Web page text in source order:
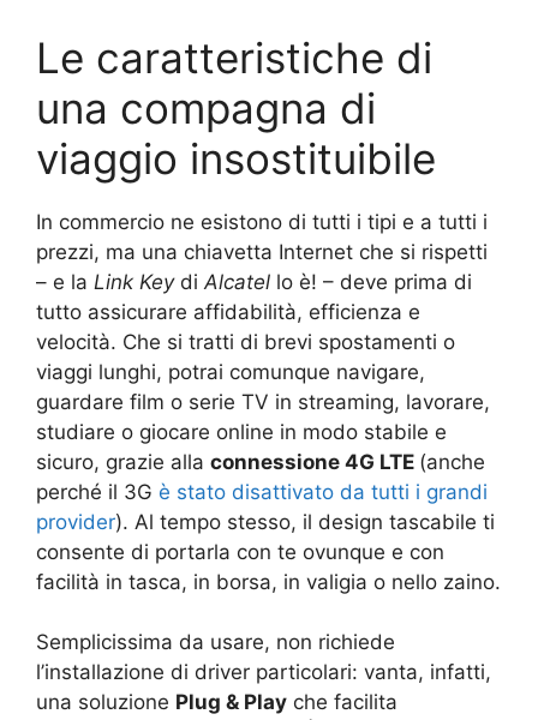
Le caratteristiche di
una compagna di
viaggio insostituibile
In commercio ne esistono di tutti i tipi e a tutti i
prezzi, ma una chiavetta Internet che si rispetti
– e la Link Keydi Alcatel lo è! – deve prima di
tutto assicurare affidabilità, efficienza e
velocità. Che si tratti di brevi spostamenti o
viaggi lunghi, potrai comunque navigare,
guardare film o serie TV in streaming, lavorare,
studiare o giocare online in modo stabile e
sicuro, grazie alla connessione 4G LTE (anche
perché il 3G è stato disattivato da tutti i grandi
provider). Al tempo stesso, il design tascabile ti
consente di portarla con te ovunque e con
facilità in tasca, in borsa, in valigia o nello zaino.
Semplicissima da usare, non richiede
l’installazione di driver particolari: vanta, infatti,
una soluzione Plug & Play che facilita